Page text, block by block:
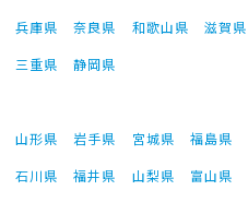
兵庫県 奈良県 和歌山県
滋賀県
三重県
静岡県
山形県 岩手県 宮城県
福島県
石川県 福井県 山梨県
富山県